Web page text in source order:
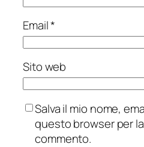
Email*
Sito web
Salva il mio nome,
questo browser per
commento.